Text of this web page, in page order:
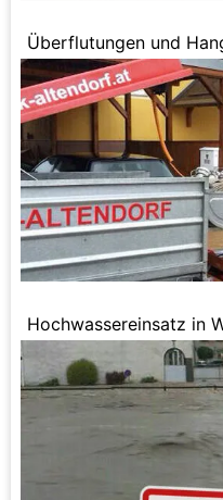
Überflutungen und
Amstetten.
Hochwassereinsatz in
Tauchpumpe wurde
Straßen zu bringen.